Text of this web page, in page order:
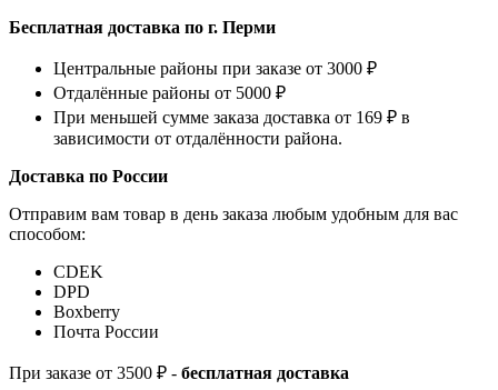
Бесплатная доставка по г. Перми
Центральные районы при заказе от 3000 ₽
Отдалённые районы от 5000 ₽
При меньшей сумме заказа доставка от 169 ₽ в
зависимости от отдалённости района.
Доставка по России
Отправим вам товар в день заказа любым удобным для вас
способом:
СDEK
DPD
Boxberry
Почта России
При заказе от 3500 ₽ - бесплатная доставка